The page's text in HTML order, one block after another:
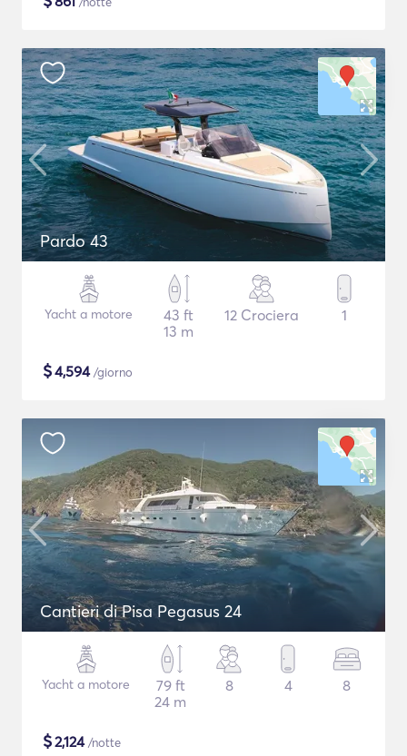
Pardo 43
Yacht a motore
43 ft
13 m
12 Crociera 1
$4,594/giorno
Cantieri di Pisa Pegasus 24
Yacht a motore
79 ft
24 m
8 4 8
$2,124/notte